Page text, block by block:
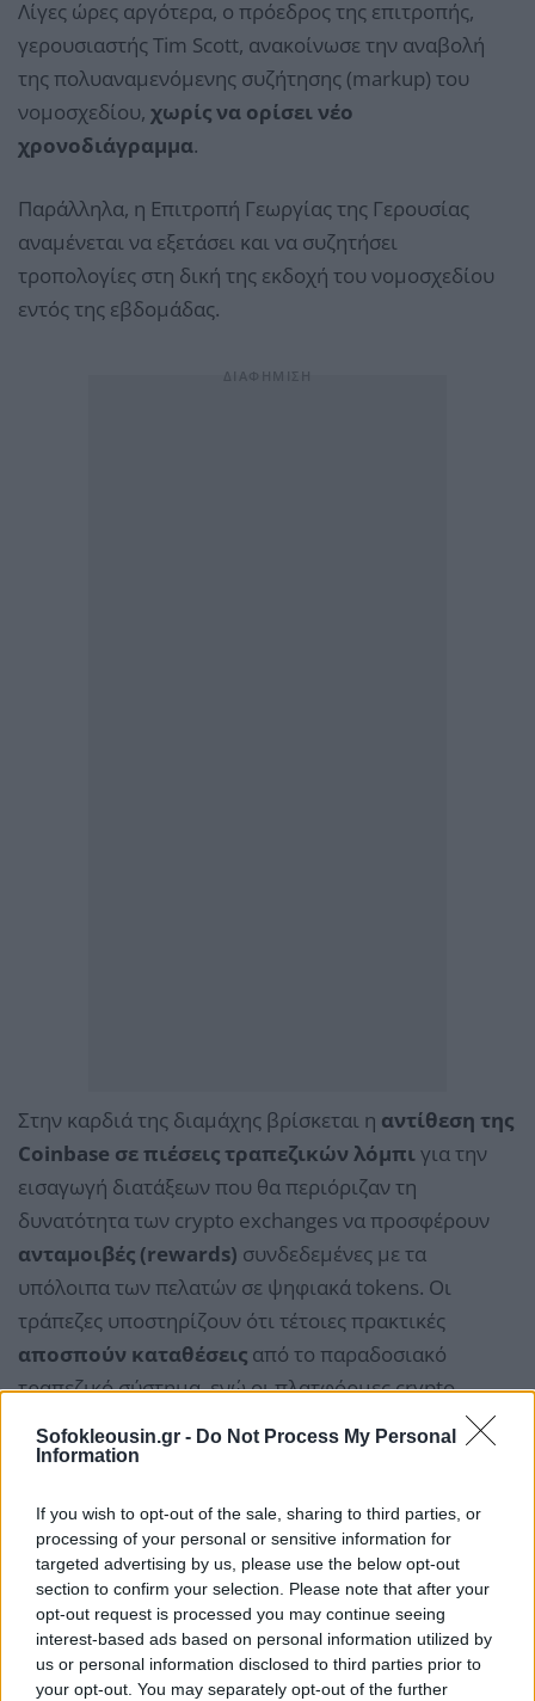
Sofokleousin.gr - Do Not Process My Personal
Information
If you wish to opt-out of the sale, sharing to third parties, or
processing of your personal or sensitive information for
targeted advertising by us, please use the below opt-out
section to confirm your selection. Please note that after your
opt-out request is processed you may continue seeing
interest-based ads based on personal information utilized by
us or personal information disclosed to third parties prior to
your opt-out. You may separately opt-out of the further
Λίγες ώρες αργότερα, ο πρόεδρος της επιτροπής,
γερουσιαστής Tim Scott, ανακοίνωσε την αναβολή
της πολυαναμενόμενης συζήτησης (markup) του
νομοσχεδίου, χωρίς να ορίσει νέο
χρονοδιάγραμμα.
Παράλληλα, η Επιτροπή Γεωργίας της Γερουσίας
αναμένεται να εξετάσει και να συζητήσει
τροπολογίες στη δική της εκδοχή του νομοσχεδίου
εντός της εβδομάδας.
Στην καρδιά της διαμάχης βρίσκεται η αντίθεση της
Coinbase σε πιέσεις τραπεζικών λόμπιγια την
εισαγωγή διατάξεων που θα περιόριζαν τη
δυνατότητα των crypto exchanges να προσφέρουν
ανταμοιβές (rewards) συνδεδεμένες με τα
υπόλοιπα των πελατών σε ψηφιακά tokens. Οι
τράπεζες υποστηρίζουν ότι τέτοιες πρακτικές
αποσπούν καταθέσεις από το παραδοσιακό
τραπεζικό σύστημα, ενώ οι πλατφόρμες crypto
απαντούν ότι απλώς προσφέρουν πιο ελκυστικούς
όρους στους καταναλωτές.
ΗBlockchain Association, ένωση υπεράσπισης του
κλάδου των ψηφιακών περιουσιακών στοιχείων,
ευχαρίστησε τον Λευκό Οίκο για τη διαμεσολάβηση,
δηλώνοντας ότι η συνάντηση φέρνει «και τις δύο
πλευρές του τραπεζιού» πιο κοντά σε έναν
συμβιβασμό, ειδικά στο ζήτημα τωνανταμοιβών